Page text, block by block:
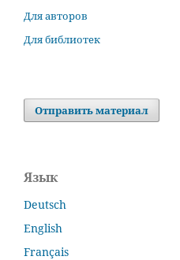
Для авторов
Для библиотек
Отправить материал
Язык
Deutsch
English
Français